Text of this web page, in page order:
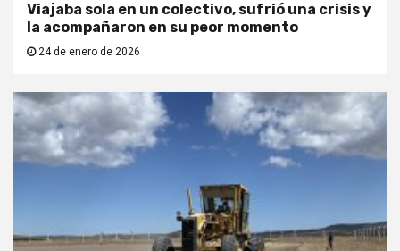
Viajaba sola en un colectivo, sufrió una crisis y
la acompañaron en su peor momento
24 de enero de 2026